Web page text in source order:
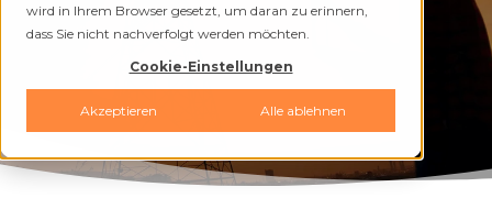
wird in Ihrem Browser gesetzt, um daran zu erinnern,
dass Sie nicht nachverfolgt werden möchten.
Cookie-Einstellungen
Akzeptieren Alle ablehnen